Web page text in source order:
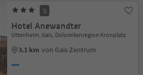
S
Hotel Anewandter
Uttenheim, Gais, Dolomitenregion Kronplatz
3.1 km von Gais Zentrum